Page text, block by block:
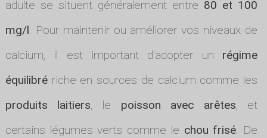
adulte se situent généralement entre 80 et 100
mg/l. Pour maintenir ou améliorer vos niveaux de
calcium, il est important d'adopter un régime
équilibrériche en sources de calcium comme les
produits laitiers, le poisson avec arêtes, et
certains légumes verts comme le chou frisé. De